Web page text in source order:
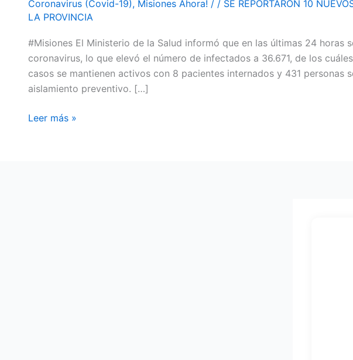
Coronavirus (Covid-19), Misiones Ahora! / / SE REPORTARON 10
LA PROVINCIA
#Misiones El Ministerio de la Salud informó que en las últimas 24 horas
coronavirus, lo que elevó el número de infectados a 36.671, de los
casos se mantienen activos con 8 pacientes internados y 431 personas
aislamiento preventivo. […]
INFECTADOS
CORONAVIRUS
EN
LA
PROVINCIA
Leer más »